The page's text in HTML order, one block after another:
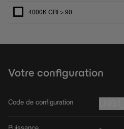
4000K CRI > 90
Votre configuration
Code de configuration